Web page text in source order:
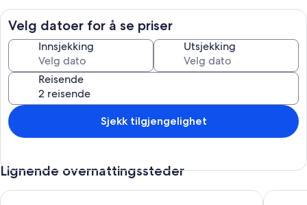
Velg datoer for å se priser
Innsjekking Utsjekking
Reisende
Sjekk tilgjengelighet
Lignende overnattingssteder
3 roms fantastisk bolig i Vossestrand 6